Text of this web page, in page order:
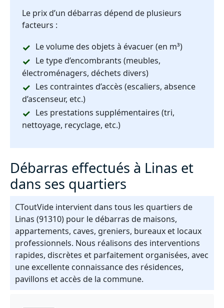
Le prix d’un débarras dépend de plusieurs
facteurs :
Le volume des objets à évacuer (en m³)
Le type d’encombrants (meubles,
électroménagers, déchets divers)
Les contraintes d’accès (escaliers, absence
d’ascenseur, etc.)
Les prestations supplémentaires (tri,
nettoyage, recyclage, etc.)
Débarras effectués à Linas et
dans ses quartiers
CToutVide intervient dans tous les quartiers de
Linas (91310) pour le débarras de maisons,
appartements, caves, greniers, bureaux et locaux
professionnels. Nous réalisons des interventions
rapides, discrètes et parfaitement organisées, avec
une excellente connaissance des résidences,
pavillons et accès de la commune.